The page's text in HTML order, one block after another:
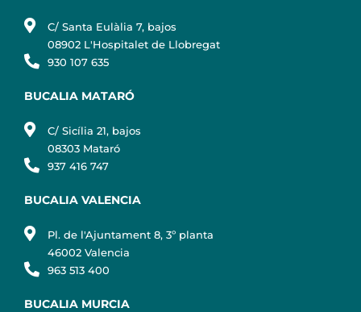
C/ Santa Eulàlia 7, bajos
08902 L'Hospitalet de Llobregat
930 107 635
BUCALIA MATARÓ
C/ Sicília 21, bajos
08303 Mataró
937 416 747
BUCALIA VALENCIA
Pl. de l'Ajuntament 8, 3º planta
46002 Valencia
963 513 400
BUCALIA MURCIA